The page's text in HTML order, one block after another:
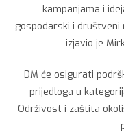
kampanjama i
gospodarski i društveni
izjavio je
DM će osigurati
prijedloga u
Održivost i zaštita